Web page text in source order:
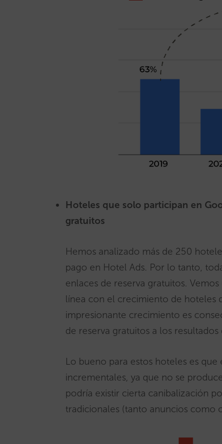
Hoteles que solo participan en
gratuitos
Hemos analizado más de 250
pago en Hotel Ads. Por lo tanto,
enlaces de reserva gratuitos.
línea con el crecimiento de hoteles
impresionante crecimiento es
de reserva gratuitos a los
Lo bueno para estos hoteles es que
incrementales, ya que no se
podría existir cierta canibalización
tradicionales (tanto anuncios como